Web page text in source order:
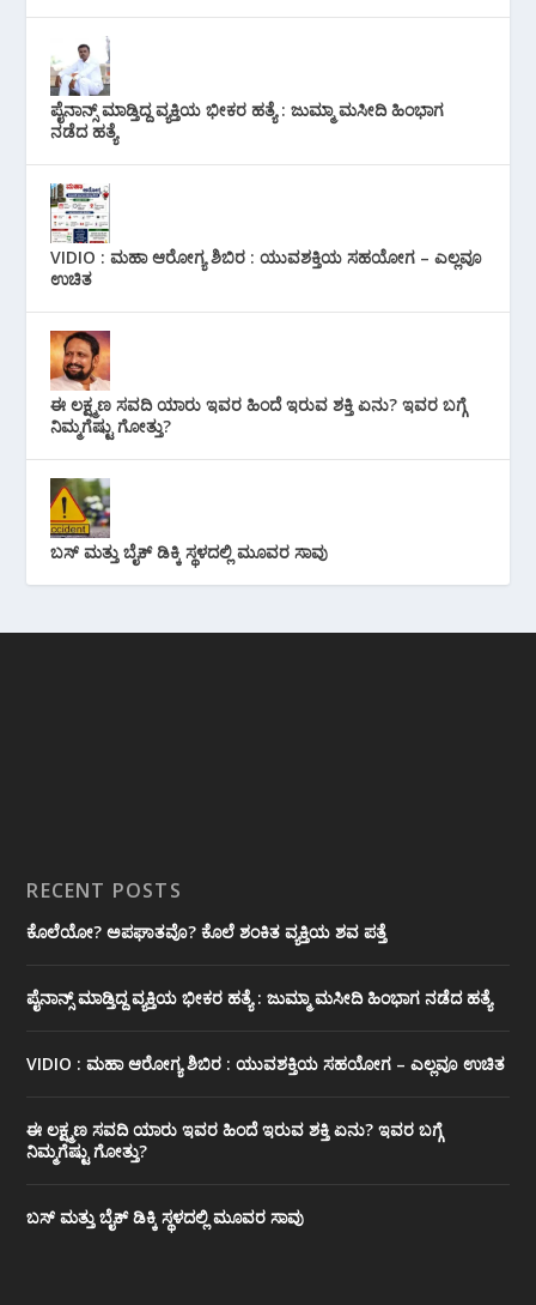
ಪೈನಾನ್ಸ್ ಮಾಡ್ತಿದ್ದ ವ್ಯಕ್ತಿಯ ಭೀಕರ‌ ಹತ್ಯೆ : ಜುಮ್ಮಾ ಮಸೀದಿ ಹಿಂಭಾಗ
ನಡೆದ ಹತ್ಯೆ
VIDIO : ಮಹಾ ಆರೋಗ್ಯ ಶಿಬಿರ : ಯುವಶಕ್ತಿಯ ಸಹಯೋಗ – ಎಲ್ಲವೂ
ಉಚಿತ
ಈ ಲಕ್ಷ್ಮಣ ಸವದಿ ಯಾರು ಇವರ ಹಿಂದೆ ಇರುವ ಶಕ್ತಿ ಏನು? ಇವರ ಬಗ್ಗೆ
ನಿಮ್ಮಗೆಷ್ಟು ಗೋತ್ತು?
ಬಸ್ ಮತ್ತು ಬೈಕ್ ಡಿಕ್ಕಿ ಸ್ಥಳದಲ್ಲಿ ಮೂವರ ಸಾವು
RECENT POSTS
ಕೊಲೆಯೋ? ಅಪಘಾತವೊ? ಕೊಲೆ ಶಂಕಿತ ವ್ಯಕ್ತಿಯ ಶವ ಪತ್ತೆ
ಪೈನಾನ್ಸ್ ಮಾಡ್ತಿದ್ದ ವ್ಯಕ್ತಿಯ ಭೀಕರ‌ ಹತ್ಯೆ : ಜುಮ್ಮಾ ಮಸೀದಿ ಹಿಂಭಾಗ ನಡೆದ ಹತ್ಯೆ
VIDIO : ಮಹಾ ಆರೋಗ್ಯ ಶಿಬಿರ : ಯುವಶಕ್ತಿಯ ಸಹಯೋಗ – ಎಲ್ಲವೂ ಉಚಿತ
ಈ ಲಕ್ಷ್ಮಣ ಸವದಿ ಯಾರು ಇವರ ಹಿಂದೆ ಇರುವ ಶಕ್ತಿ ಏನು? ಇವರ ಬಗ್ಗೆ
ನಿಮ್ಮಗೆಷ್ಟು ಗೋತ್ತು?
ಬಸ್ ಮತ್ತು ಬೈಕ್ ಡಿಕ್ಕಿ ಸ್ಥಳದಲ್ಲಿ ಮೂವರ ಸಾವು